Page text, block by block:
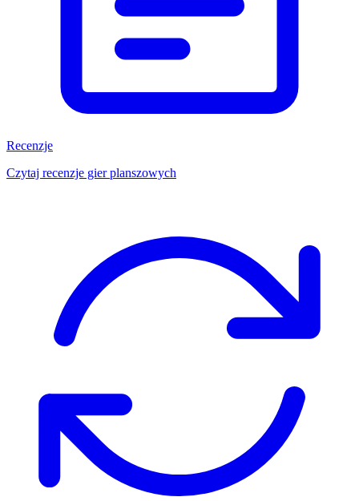
Recenzje
Czytaj recenzje gier planszowych